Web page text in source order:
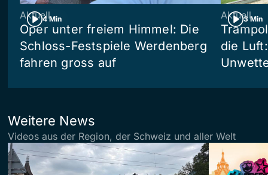
4 Min
Aktuell
Oper unter freiem Himmel: Die
Schloss-Festspiele Werdenberg
fahren gross auf
3 Min
Aktuell
die
Weitere News
Videos aus der Region, der Schweiz und aller Welt